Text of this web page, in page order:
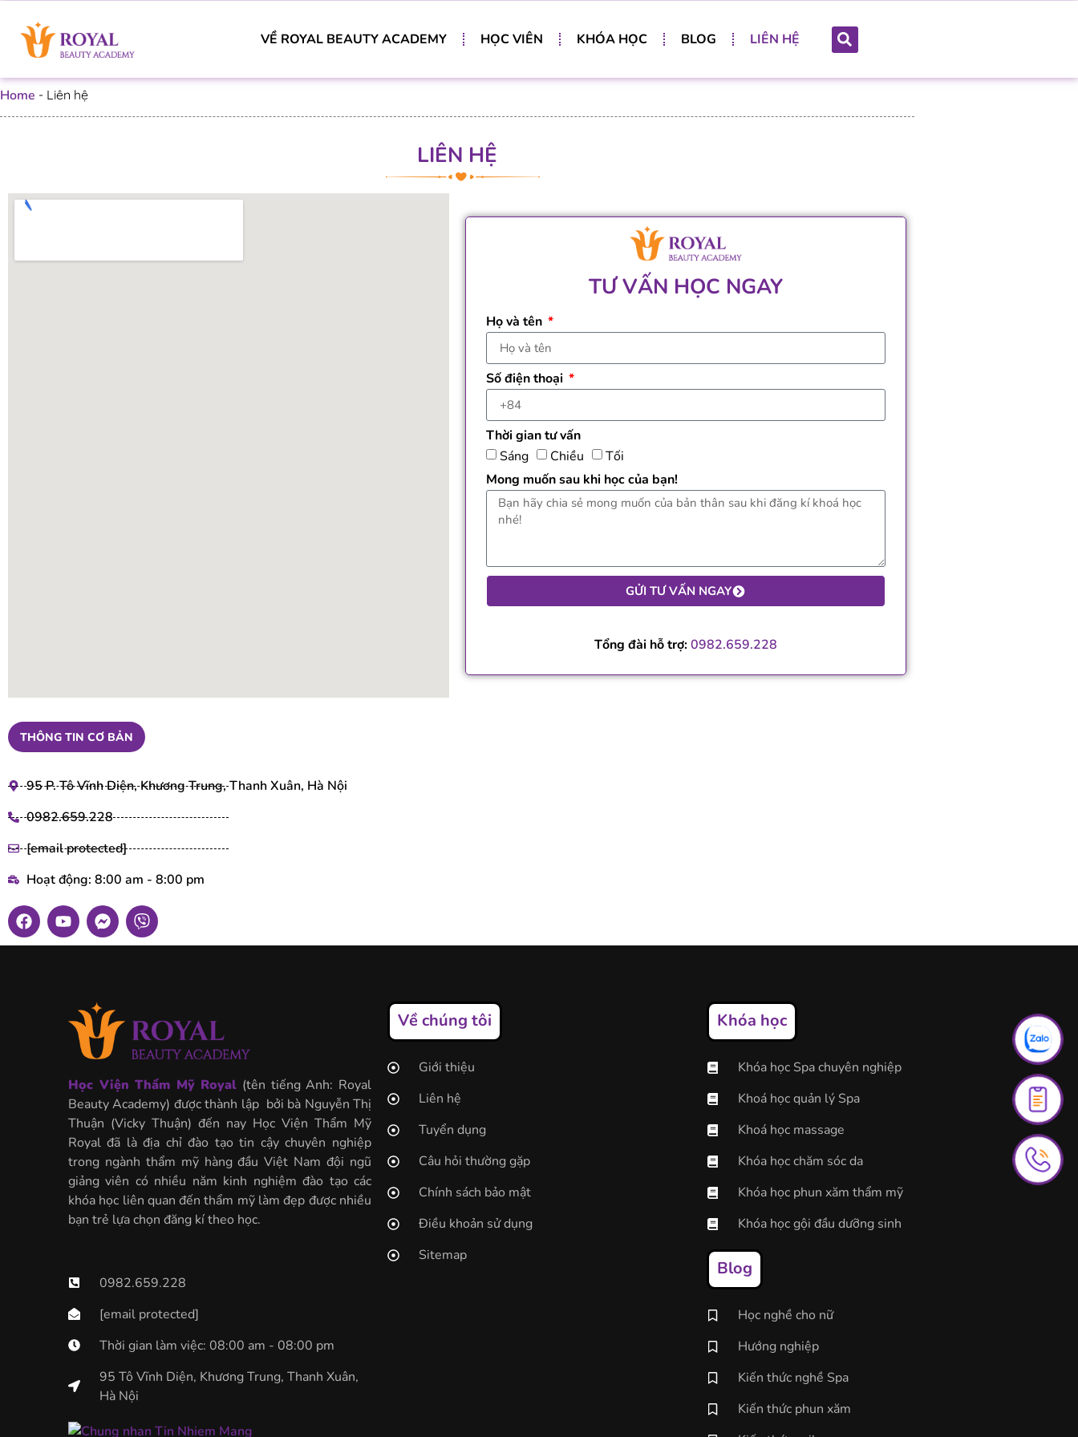
VỀ ROYAL BEAUTY ACADEMY HỌC VIÊN KHÓA HỌC BLOG LIÊN HỆ
Home - Liên hệ
LIÊN HỆ
TƯ VẤN HỌC NGAY
Họ và tên
Số điện thoại
Thời gian tư vấn
Sáng
Chiều
Tối
Mong muốn sau khi học của bạn!
GỬI TƯ VẤN NGAY
Tổng đài hỗ trợ:0982.659.228
THÔNG TIN CƠ BẢN
95 P. Tô Vĩnh Diện, Khương Trung, Thanh Xuân, Hà Nội
0982.659.228
[email protected]
Hoạt động: 8:00 am - 8:00 pm
Học Viện Thẩm Mỹ Royal (tên tiếng Anh: Royal
Beauty Academy) được thành lập bởi bà Nguyễn Thị
Thuận (Vicky Thuận) đến nay Học Viện Thẩm Mỹ
Royal đã là địa chỉ đào tạo tin cậy chuyên nghiệp
trong ngành thẩm mỹ hàng đầu Việt Nam đội ngũ
giảng viên có nhiều năm kinh nghiệm đào tạo các
khóa học liên quan đến thẩm mỹ làm đẹp được nhiều
bạn trẻ lựa chọn đăng kí theo học.
0982.659.228
[email protected]
Thời gian làm việc: 08:00 am - 08:00 pm
95 Tô Vĩnh Diện, Khương Trung, Thanh Xuân,
Hà Nội
Về chúng tôi
Giới thiệu
Liên hệ
Tuyển dụng
Câu hỏi thường gặp
Chính sách bảo mật
Điều khoản sử dụng
Sitemap
Khóa học
Khóa học Spa chuyên nghiệp
Khoá học quản lý Spa
Khoá học massage
Khóa học chăm sóc da
Khóa học phun xăm thẩm mỹ
Khóa học gội đầu dưỡng sinh
Blog
Học nghề cho nữ
Hướng nghiệp
Kiến thức nghề Spa
Kiến thức phun xăm